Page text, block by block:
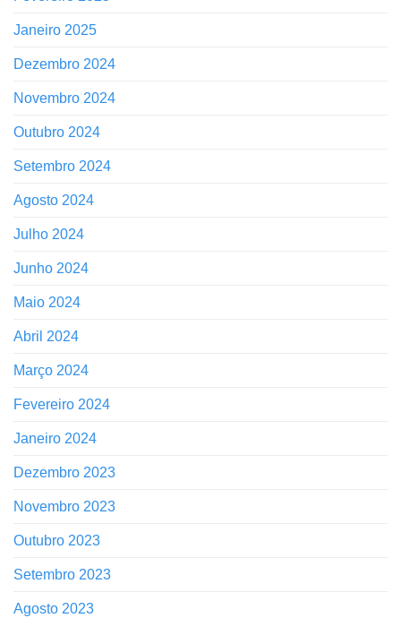
Janeiro 2025
Dezembro 2024
Novembro 2024
Outubro 2024
Setembro 2024
Agosto 2024
Julho 2024
Junho 2024
Maio 2024
Abril 2024
Março 2024
Fevereiro 2024
Janeiro 2024
Dezembro 2023
Novembro 2023
Outubro 2023
Setembro 2023
Agosto 2023